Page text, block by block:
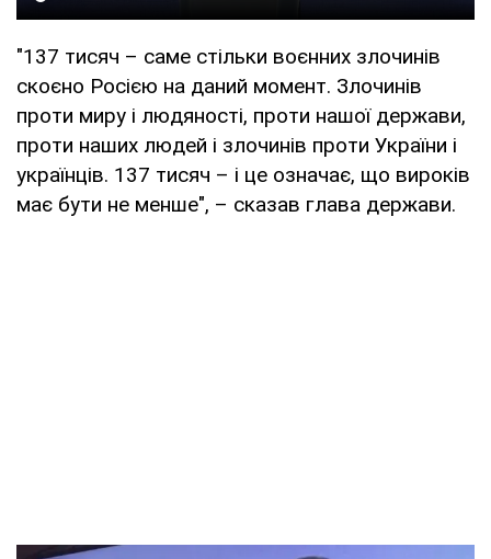
"137 тисяч – саме стільки воєнних злочинів
скоєно Росією на даний момент. Злочинів
проти миру і людяності, проти нашої держави,
проти наших людей і злочинів проти України і
українців. 137 тисяч – і це означає, що вироків
має бути не менше", – сказав глава держави.